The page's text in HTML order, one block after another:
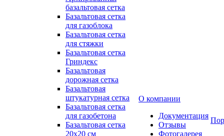
базальтовая сетка
Базальтовая сетка
для газоблока
Базальтовая сетка
для стяжки
Базальтовая сетка
Гриндекс
Базальтовая
дорожная сетка
Базальтовая
штукатурная сетка
Базальтовая сетка
для газобетона
Базальтовая сетка
20x20 см
О компании
Документация
Отзывы
Фотогалерея